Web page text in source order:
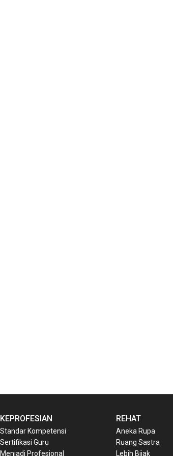
KEPROFESIAN
Standar Kompetensi
Sertifikasi Guru
Menjadi Profesional
REHAT
Aneka Rupa
Ruang Sastra
Lebih Bijak